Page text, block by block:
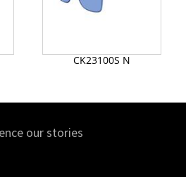
CK23100S N
our stories